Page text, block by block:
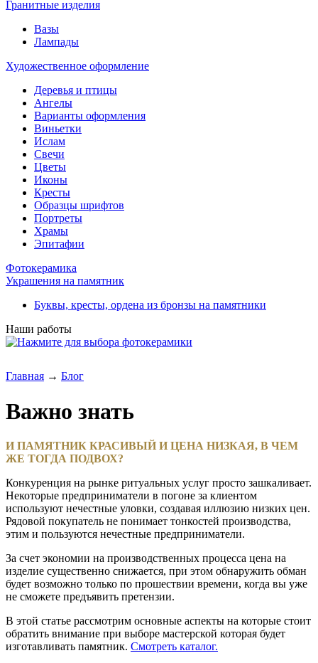
Гранитные изделия
Вазы
Лампады
Художественное оформление
Деревья и птицы
Ангелы
Варианты оформления
Виньетки
Ислам
Свечи
Цветы
Иконы
Кресты
Образцы шрифтов
Портреты
Храмы
Эпитафии
Фотокерамика
Украшения на памятник
Буквы, кресты, ордена из бронзы на памятники
Наши работы
Главная → Блог
Важно знать
И ПАМЯТНИК КРАСИВЫЙ И ЦЕНА НИЗКАЯ, В ЧЕМ
ЖЕ ТОГДА ПОДВОХ?
Конкуренция на рынке ритуальных услуг просто зашкаливает.
Некоторые предприниматели в погоне за клиентом
используют нечестные уловки, создавая иллюзию низких цен.
Рядовой покупатель не понимает тонкостей производства,
этим и пользуются нечестные предприниматели.
За счет экономии на производственных процесса цена на
изделие существенно снижается, при этом обнаружить обман
будет возможно только по прошествии времени, когда вы уже
не сможете предъявить претензии.
В этой статье рассмотрим основные аспекты на которые стоит
обратить внимание при выборе мастерской которая будет
изготавливать памятник. Смотреть каталог.